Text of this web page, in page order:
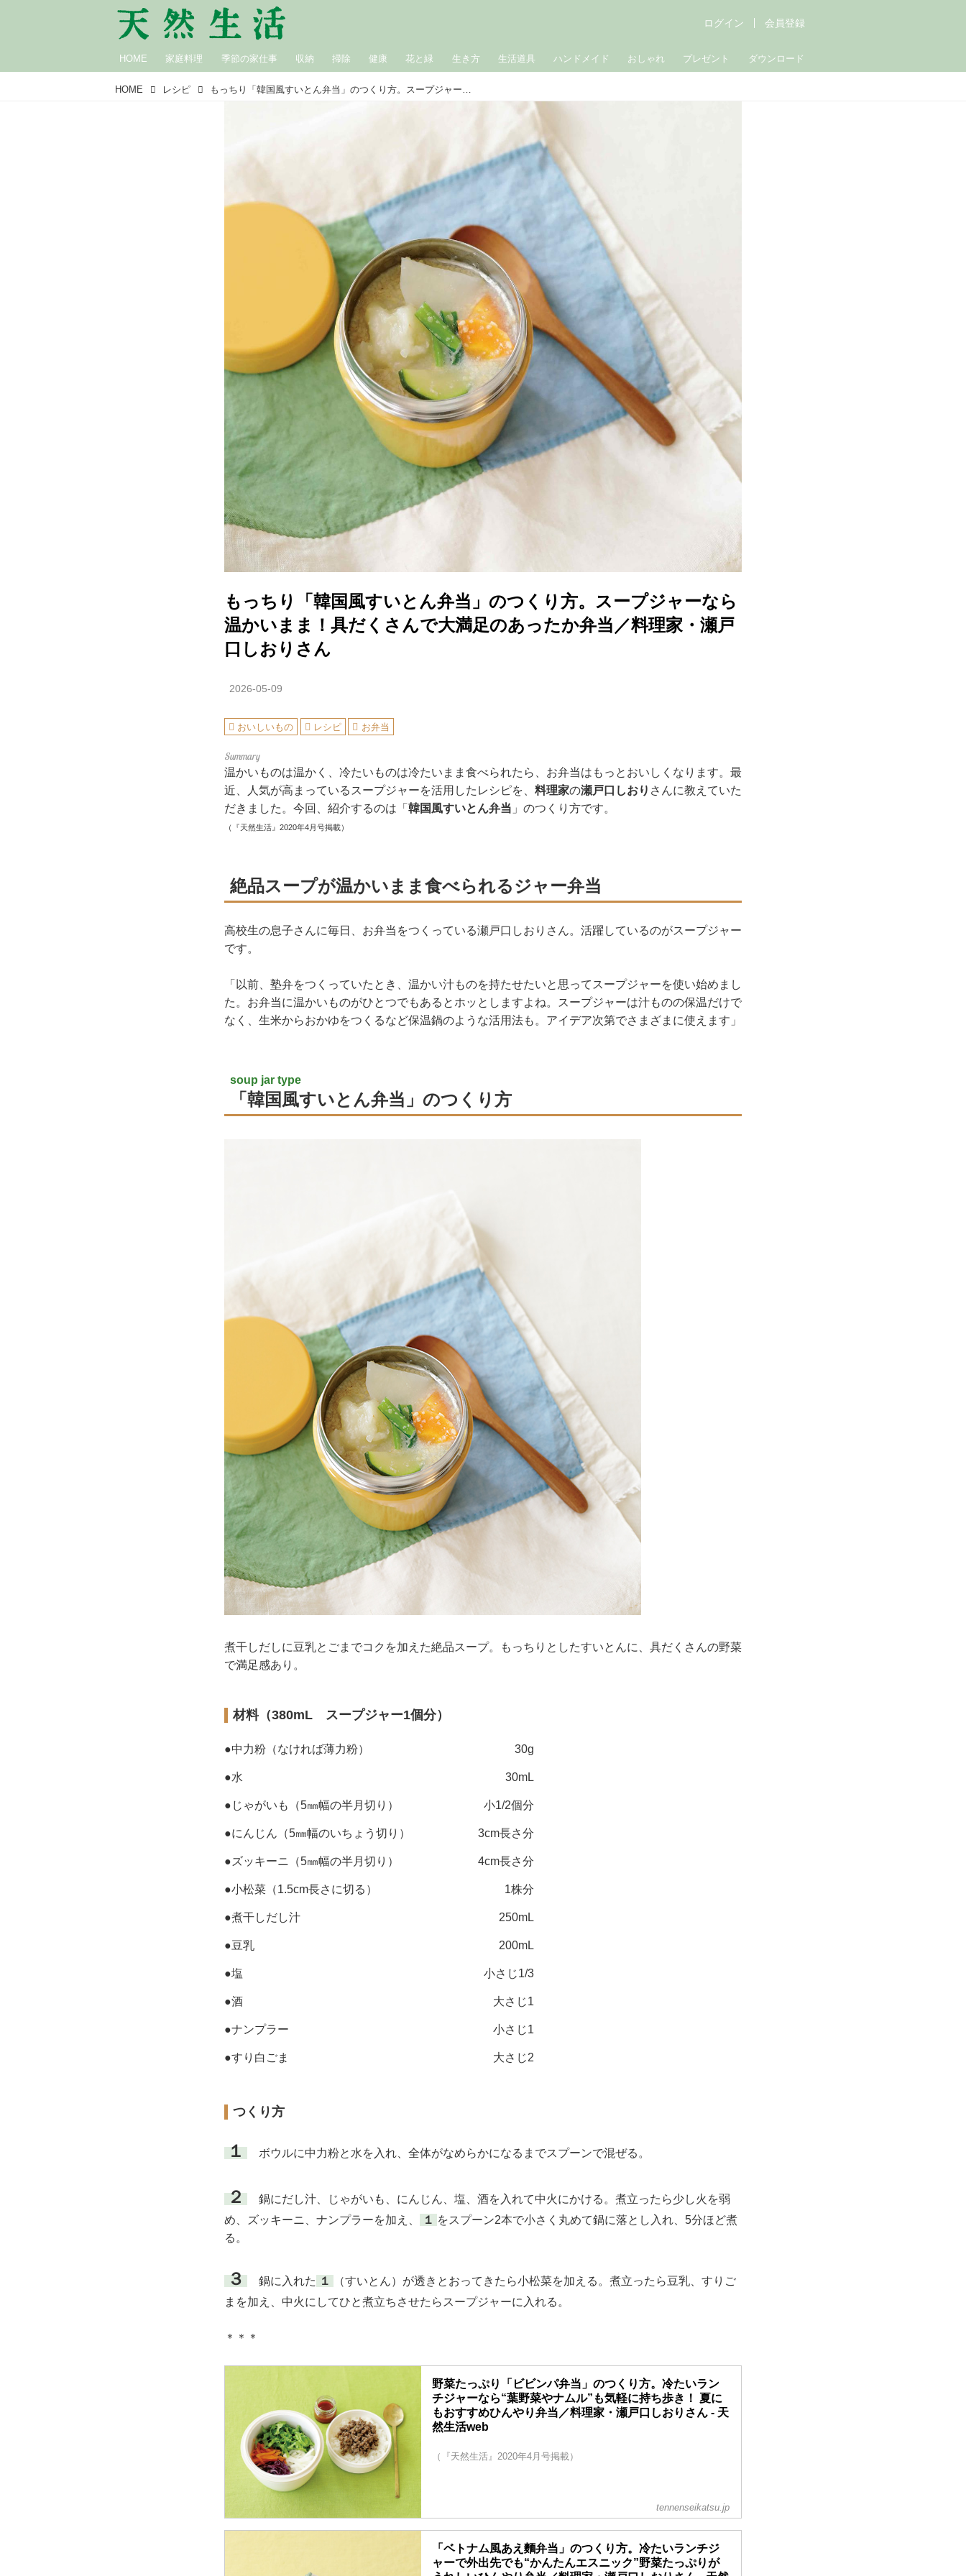
HOME 家庭料理 季節の家仕事 収納 掃除 健康 花と緑 生き方 生活道具 ハンドメイド おしゃれ プレゼント ダウンロード
ログイン 会員登録
HOME レシピ もっちり「韓国風すいとん弁当」のつくり方。スープジャーなら温かいまま！具だくさんで大満足のあったか弁当／料理家・瀬戸口しおりさん
もっちり「韓国風すいとん弁当」のつくり方。スープジャーなら
温かいまま！具だくさんで大満足のあったか弁当／料理家・瀬戸
口しおりさん
2026-05-09
おいしいもの レシピ お弁当
温かいものは温かく、冷たいものは冷たいまま食べられたら、お弁当はもっとおいしくなります。最
近、人気が高まっているスープジャーを活用したレシピを、 料理家の瀬戸口しおり さんに教えていた
だきました。今回、紹介するのは「 韓国風すいとん弁当 」のつくり方です。
（『天然生活』2020年4月号掲載）
絶品スープが温かいまま食べられるジャー弁当
高校生の息子さんに毎日、お弁当をつくっている瀬戸口しおりさん。活躍しているのがスープジャー
です。
「以前、塾弁をつくっていたとき、温かい汁ものを持たせたいと思ってスープジャーを使い始めまし
た。お弁当に温かいものがひとつでもあるとホッとしますよね。スープジャーは汁ものの保温だけで
なく、生米からおかゆをつくるなど保温鍋のような活用法も。アイデア次第でさまざまに使えます」
soup jar type
「韓国風すいとん弁当」のつくり方
煮干しだしに豆乳とごまでコクを加えた絶品スープ。もっちりとしたすいとんに、具だくさんの野菜
で満足感あり。
材料（380mL スープジャー1個分）
●中力粉（なければ薄力粉） 30g
●水 30mL
●じゃがいも（5㎜幅の半月切り） 小1/2個分
●にんじん（5㎜幅のいちょう切り） 3cm長さ分
●ズッキーニ（5㎜幅の半月切り） 4cm長さ分
●小松菜（1.5cm長さに切る） 1株分
●煮干しだし汁 250mL
●豆乳 200mL
●塩 小さじ1/3
●酒 大さじ1
●ナンプラー 小さじ1
●すり白ごま 大さじ2
つくり方
１ ボウルに中力粉と水を入れ、全体がなめらかになるまでスプーンで混ぜる。
２
鍋にだし汁、じゃがいも、にんじん、塩、酒を入れて中火にかける。煮立ったら少し火を弱
め、ズッキーニ、ナンプラーを加え、
１ をスプーン2本で小さく丸めて鍋に落とし入れ、5分ほど煮
る。
３ 鍋に入れた １
（すいとん）が透きとおってきたら小松菜を加える。煮立ったら豆乳、すりご
まを加え、中火にしてひと煮立ちさせたらスープジャーに入れる。
＊＊＊
野菜たっぷり「ビビンパ弁当」のつくり方。冷たいラン
チジャーなら“葉野菜やナムル”も気軽に持ち歩き！ 夏に
もおすすめひんやり弁当／料理家・瀬戸口しおりさん - 天
然生活web
（『天然生活』2020年4月号掲載）
tennenseikatsu.jp
「ベトナム風あえ麵弁当」のつくり方。冷たいランチジ
ャーで外出先でも“かんたんエスニック”野菜たっぷりが